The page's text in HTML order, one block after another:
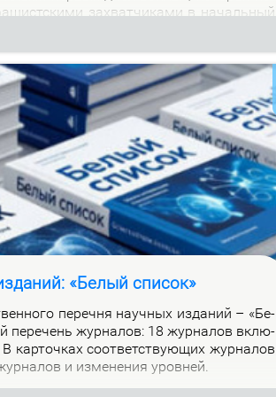
за­хват­чи­ка­ми в на­чаль­ный
«Белый список»
пе­реч­ня на­уч­ных из­да­ний – «Бе­
пе­ре­чень жур­на­лов: 18 жур­на­лов вклю­
кар­точ­ках со­от­вет­ству­ю­щих жур­на­лов
и из­ме­не­ния уров­ней.